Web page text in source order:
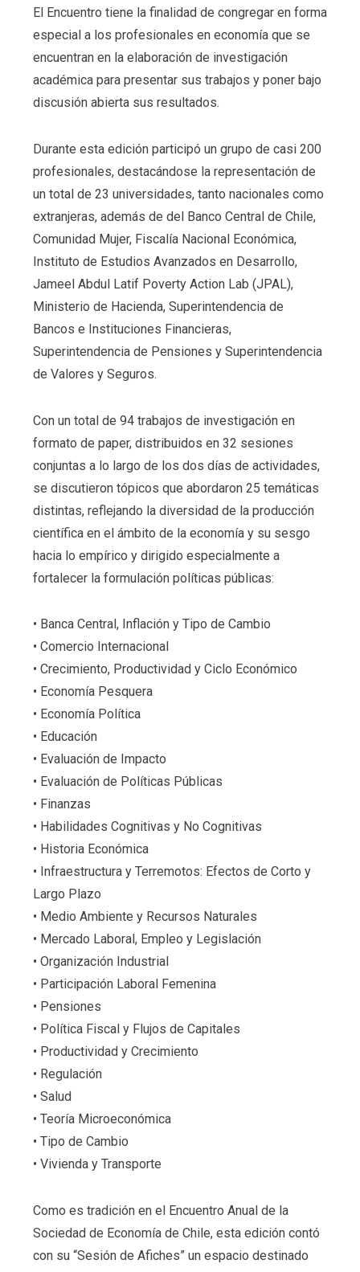
El Encuentro tiene la finalidad de congregar en forma
especial a los profesionales en economía que se
encuentran en la elaboración de investigación
académica para presentar sus trabajos y poner bajo
discusión abierta sus resultados.
Durante esta edición participó un grupo de casi 200
profesionales, destacándose la representación de
un total de 23 universidades, tanto nacionales como
extranjeras, además de del Banco Central de Chile,
Comunidad Mujer, Fiscalía Nacional Económica,
Instituto de Estudios Avanzados en Desarrollo,
Jameel Abdul Latif Poverty Action Lab (JPAL),
Ministerio de Hacienda, Superintendencia de
Bancos e Instituciones Financieras,
Superintendencia de Pensiones y Superintendencia
de Valores y Seguros.
Con un total de 94 trabajos de investigación en
formato de paper, distribuidos en 32 sesiones
conjuntas a lo largo de los dos días de actividades,
se discutieron tópicos que abordaron 25 temáticas
distintas, reflejando la diversidad de la producción
científica en el ámbito de la economía y su sesgo
hacia lo empírico y dirigido especialmente a
fortalecer la formulación políticas públicas:
• Banca Central, Inflación y Tipo de Cambio
• Comercio Internacional
• Crecimiento, Productividad y Ciclo Económico
• Economía Pesquera
• Economía Política
• Educación
• Evaluación de Impacto
• Evaluación de Políticas Públicas
• Finanzas
• Habilidades Cognitivas y No Cognitivas
• Historia Económica
• Infraestructura y Terremotos: Efectos de Corto y
Largo Plazo
• Medio Ambiente y Recursos Naturales
• Mercado Laboral, Empleo y Legislación
• Organización Industrial
• Participación Laboral Femenina
• Pensiones
• Política Fiscal y Flujos de Capitales
• Productividad y Crecimiento
• Regulación
• Salud
• Teoría Microeconómica
• Tipo de Cambio
• Vivienda y Transporte
Como es tradición en el Encuentro Anual de la
Sociedad de Economía de Chile, esta edición contó
con su “Sesión de Afiches” un espacio destinado